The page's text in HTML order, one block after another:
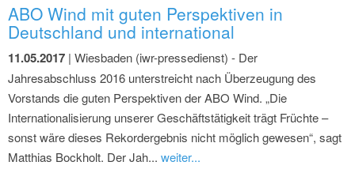
ABO Wind mit guten Perspektiven in
Deutschland und international
11.05.2017 | Wiesbaden (iwr-pressedienst) - Der
Jahresabschluss 2016 unterstreicht nach Überzeugung des
Vorstands die guten Perspektiven der ABO Wind. „Die
Internationalisierung unserer Geschäftstätigkeit trägt Früchte –
sonst wäre dieses Rekordergebnis nicht möglich gewesen“, sagt
Matthias Bockholt. Der Jah... weiter...